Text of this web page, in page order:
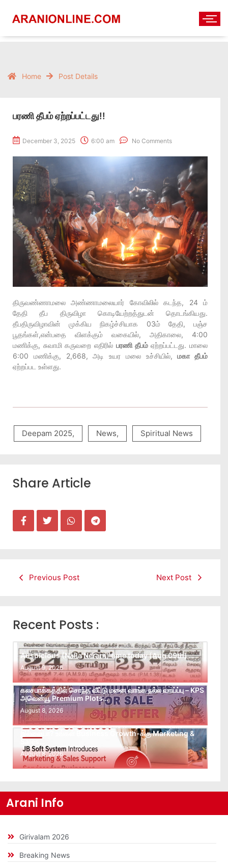
Home Post Details
பரணி தீபம் ஏற்றப்பட்டது!!
December 3, 2025 6:00 am No Comments
திருவண்ணாமலை அண்ணாமலையார் கோவிலில் கடந்த, 24 ம்
தேதி தீப திருவிழா கொடியேற்றத்துடன் தொடங்கியது.
தீபதிருவிழாவின் முக்கிய நிகழ்ச்சியாக 03ம் தேதி, பஞ்ச
பூதங்கள்,என்பதை விளக்கும் வகையில், அதிகாலை, 4:00
மணிக்கு, சுவாமி கருவறை எதிரில் பரணி தீபம்ஏற்றப்பட்டது. மாலை
6:00 மணிக்கு, 2,668, அடி உயர மலை உச்சியில்,மகா தீபம்
ஏற்றப்பட உள்ளது.
Deepam 2025, News, Spiritual News
Share Article
Previous Post Next Post
Recent Posts :
Auspicious (Nalla Neram) time today (Aug 09th)
August 9, 2026
கலசபாக்கத்தில் சொந்த வீட்டு மனை வாங்க நல்ல வாய்ப்பு – KPS
அவென்யூ Premium Plots…
August 8, 2026
Leads கிடைக்கவில்லையா? Follow-up செய்ய Team
இல்லையா? உங்கள் Business Growth-க்கு Marketing &
Sales…
August 8, 2026
Arani Info
Girivalam 2026
Breaking News